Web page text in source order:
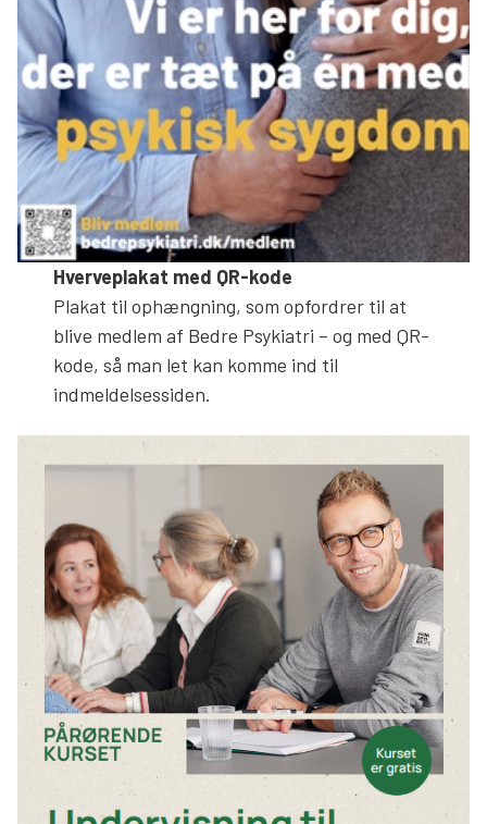
Hverveplakat med QR-kode
Plakat til ophængning, som opfordrer til at
blive medlem af Bedre Psykiatri – og med QR-
kode, så man let kan komme ind til
indmeldelsessiden.